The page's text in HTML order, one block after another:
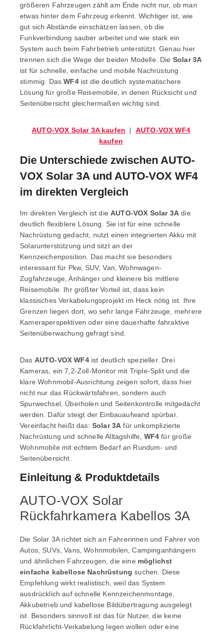
größeren Fahrzeugen zählt am Ende nicht nur, ob man
etwas hinter dem Fahrzeug erkennt. Wichtiger ist, wie
gut sich Abstände einschätzen lassen, ob die
Funkverbindung sauber arbeitet und wie stark ein
System auch beim Fahrbetrieb unterstützt. Genau hier
trennen sich die Wege der beiden Modelle. Die Solar 3A
ist für schnelle, einfache und mobile Nachrüstung
stimmig. DasWF4ist die deutlich systematischere
Lösung für große Reisemobile, in denen Rücksicht und
Seitenübersicht gleichermaßen wichtig sind.
AUTO-VOX Solar 3A kaufen | AUTO-VOX WF4
kaufen
Die Unterschiede zwischen AUTO-
VOX Solar 3A und AUTO-VOX WF4
im direkten Vergleich
Im direkten Vergleich ist dieAUTO-VOX Solar 3A die
deutlich flexiblere Lösung. Sie ist für eine schnelle
Nachrüstung gedacht, nutzt einen integrierten Akku mit
Solarunterstützung und sitzt an der
Kennzeichenposition. Das macht sie besonders
interessant für Pkw, SUV, Van, Wohnwagen-
Zugfahrzeuge, Anhänger und kleinere bis mittlere
Reisemobile. Ihr größter Vorteil ist, dass kein
klassisches Verkabelungsprojekt im Heck nötig ist. Ihre
Grenzen liegen dort, wo sehr lange Fahrzeuge, mehrere
Kameraperspektiven oder eine dauerhafte fahraktive
Seitenüberwachung gefragt sind.
Das AUTO-VOX WF4ist deutlich spezieller. Drei
Kameras, ein 7,2-Zoll-Monitor mit Triple-Split und die
klare Wohnmobil-Ausrichtung zeigen sofort, dass hier
nicht nur das Rückwärtsfahren, sondern auch
Spurwechsel, Überholen und Seitenkontrolle mitgedacht
werden. Dafür steigt der Einbauaufwand spürbar.
Vereinfacht heißt das: Solar 3A für unkomplizierte
Nachrüstung und schnelle Alltagshilfe, WF4 für große
Wohnmobile mit echtem Bedarf an Rundum- und
Seitenübersicht.
Einleitung & Produktdetails
AUTO-VOX Solar
Rückfahrkamera Kabellos 3A
Die Solar 3A richtet sich an Fahrerinnen und Fahrer von
Autos, SUVs, Vans, Wohnmobilen, Campinganhängern
und ähnlichen Fahrzeugen, die eine möglichst
einfache kabellose Nachrüstung suchen. Diese
Empfehlung wirkt realistisch, weil das System
ausdrücklich auf schnelle Kennzeichenmontage,
Akkubetrieb und kabellose Bildübertragung ausgelegt
ist. Besonders sinnvoll ist das für Nutzer, die keine
Rückfahrlicht-Verkabelung legen wollen oder eine